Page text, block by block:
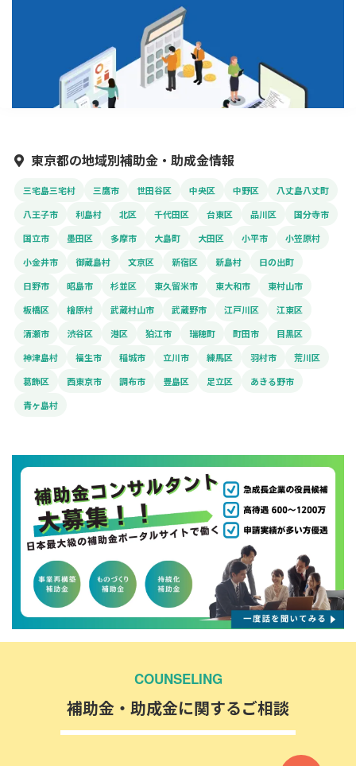
東京都の地域別補助金・助成金情報
三宅島三宅村 三鷹市 世田谷区 中央区 中野区
八丈島八丈町
八王子市
利島村 北区 千代田区 台東区 品川区
国分寺市
国立市
墨田区 多摩市 大島町 大田区 小平市
小笠原村
小金井市
御蔵島村 文京区 新宿区 新島村
日の出町
日野市
昭島市 杉並区 東久留米市 東大和市
東村山市
板橋区
檜原村 武蔵村山市 武蔵野市 江戸川区
江東区
清瀬市
渋谷区 港区 狛江市 瑞穂町 町田市
目黒区
神津島村
福生市 稲城市 立川市 練馬区 羽村市
荒川区
葛飾区
西東京市 調布市 豊島区 足立区
あきる野市
青ヶ島村
COUNSELING
補助金・助成金に関するご相談